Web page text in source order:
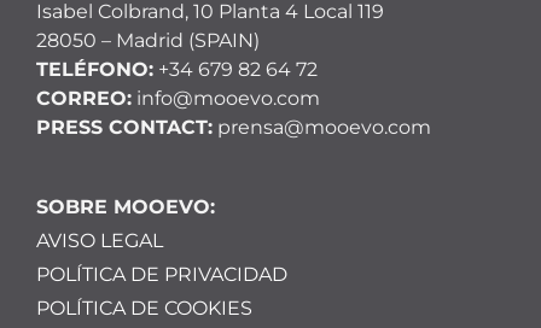
Isabel Colbrand, 10 Planta 4 Local 119
28050 – Madrid (SPAIN)
TELÉFONO: +34 679 82 64 72
CORREO: info@mooevo.com
PRESS CONTACT: prensa@mooevo.com
SOBRE MOOEVO:
AVISO LEGAL
POLÍTICA DE PRIVACIDAD
POLÍTICA DE COOKIES